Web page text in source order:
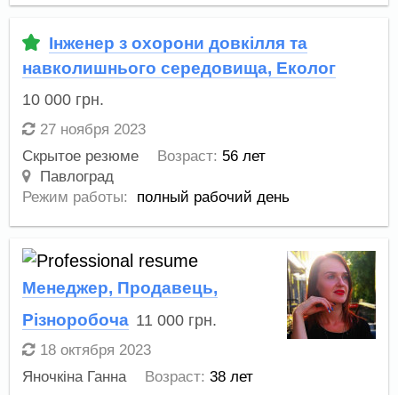
Інженер з охорони довкілля та
навколишнього середовища, Еколог
10 000 грн.
27 ноября 2023
Скрытое резюме
Возраст: 56 лет
Павлоград
Режим работы:
полный рабочий день
Менеджер, Продавець,
Різноробоча 11 000 грн.
18 октября 2023
Яночкіна Ганна
Возраст: 38 лет